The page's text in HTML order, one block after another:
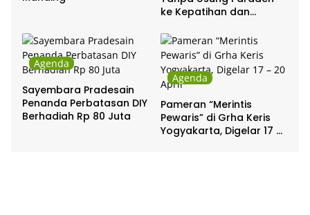
ke Kepatihan dan
Agenda
Sayembara Pradesain
Penanda Perbatasan DIY
Berhadiah Rp 80 Juta
Agenda
Pameran “Merintis
Pewaris” di Grha Keris
Yogyakarta, Digelar 17 –